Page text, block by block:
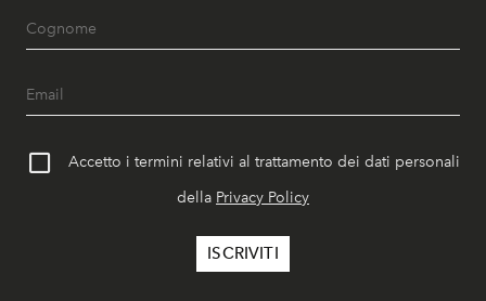
Accetto i termini relativi al trattamento dei dati personali
della Privacy Policy